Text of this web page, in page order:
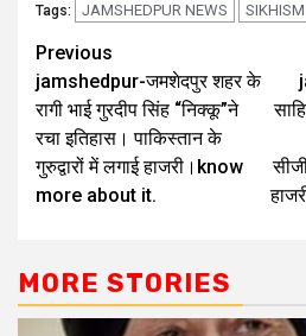
Tags: JAMSHEDPUR NEWS SIKHISM
Previous
jamshedpur-जमशेदपुर शहर के
रागी भाई गुरदीप सिंह “निक्कू”ने
रचा इतिहास। पाकिस्तान के
गुरुद्वारों में लगाई हाजरी।know
more about it.
MORE STORIES